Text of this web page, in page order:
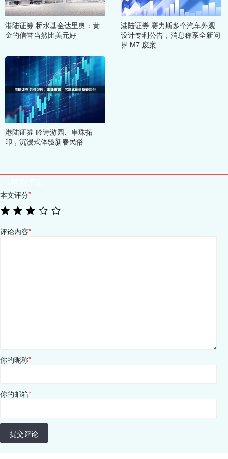
港陆证券 桥水基金达里奥：黄
金的信誉当然比美元好
港陆证券 赛力斯多个汽车外观
设计专利公告，消息称系全新问
界 M7 废案
港陆证券 吟诗游园、串珠拓
印，沉浸式体验新春民俗
本文评分*
评论内容*
你的昵称*
你的邮箱*
提交评论